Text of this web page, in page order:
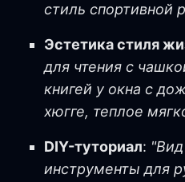
стиль спортивной
Эстетика стиля
для чтения с
книгей у окна с
хюгге, теплое
DIY-туториал:
инструменты для